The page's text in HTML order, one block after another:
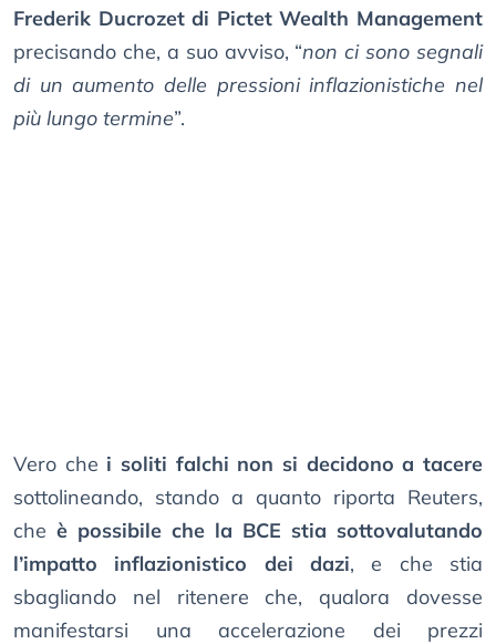
Frederik Ducrozet di Pictet Wealth Management
precisando che, a suo avviso, “non ci sono segnali
di un aumento delle pressioni inflazionistiche nel
più lungo termine”.
Vero che i soliti falchi non si decidono a tacere
sottolineando, stando a quanto riporta Reuters,
che è possibile che la BCE stia sottovalutando
l’impatto inflazionistico dei dazi, e che stia
sbagliando nel ritenere che, qualora dovesse
manifestarsi una accelerazione dei prezzi